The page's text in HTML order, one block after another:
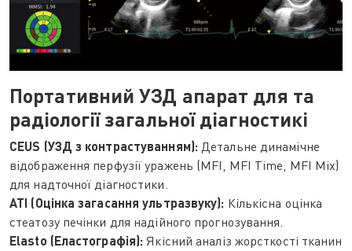
Портативний УЗД апарат для та
радіології загальної діагностикі
CEUS (УЗД з контрастуванням): Детальне динамічне
відображення перфузії уражень (MFI, MFI Time, MFI Mix)
для надточної діагностики.
ATI (Оцінка загасання ультразвуку): Кількісна оцінка
стеатозу печінки для надійного прогнозування.
Elasto (Еластографія): Якісний аналіз жорсткості тканин